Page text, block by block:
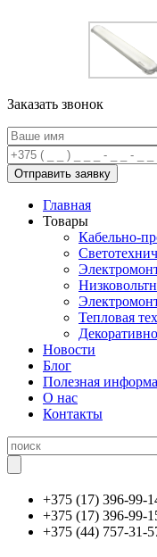
Заказать звонок
Главная
Товары
Кабельно-
Тепловая
Новости
Блог
Полезная
О нас
Контакты
+375 (17) 396-99-
+375 (17) 396-99-
+375 (44) 757-31-